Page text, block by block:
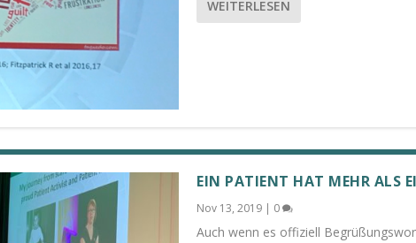
WEITERLESEN
EIN PATIENT HAT MEHR ALS
Nov 13, 2019 | 0
Auch wenn es offiziell